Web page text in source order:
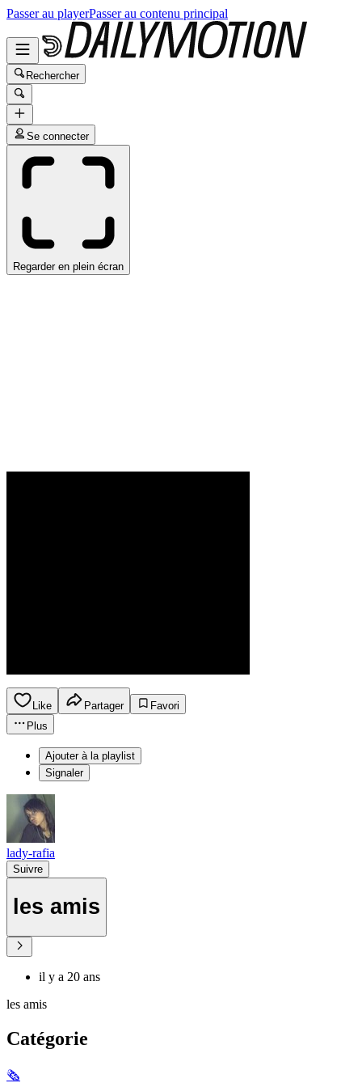
Passer au playerPasser au contenu principal
Rechercher
Se connecter
Regarder en plein écran
Like Partager
Favori
Plus
Ajouter à la playlist
Signaler
lady-rafia
Suivre
les amis
il y a 20 ans
les amis
Catégorie
🗞